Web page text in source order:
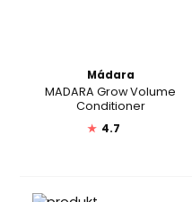
Mádara
MADARA Grow Volume
Conditioner
★ 4.7